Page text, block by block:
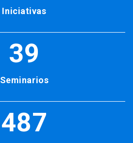
Iniciativas
39
Seminarios
487